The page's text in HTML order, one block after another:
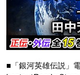
■「銀河英雄伝説」